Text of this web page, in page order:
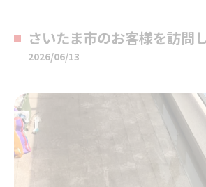
さいたま市のお客様を訪問
2026/06/13